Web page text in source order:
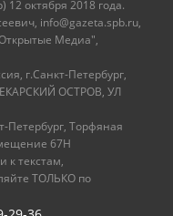
октября 2018 года.
info@gazeta.spb.ru,
Медиа",
г.Санкт-Петербург,
ОСТРОВ, УЛ
Петербург, Торфяная
67Н
к текстам,
ТОЛЬКО по